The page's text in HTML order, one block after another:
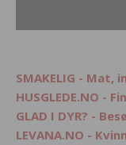
SMAKELIG -
HUSGLEDE.NO -
GLAD I DYR? -
LEVANA.NO -